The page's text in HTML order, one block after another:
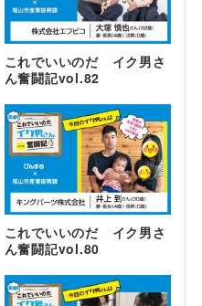
これでいいのだ イク男さ
ん奮闘記vol.82
これでいいのだ イク男さ
ん奮闘記vol.80